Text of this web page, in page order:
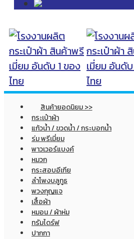
สินค้ายอดนิยม >>
กระเป๋าผ้า
แก้วน้ำ / ขวดน้ำ / กระบอกน้ำ
ร่ม พรีเมี่ยม
พาวเวอร์แบงค์
หมวก
กระสอบอีเกีย
ลำโพงบลูทูธ
พวงกุญแจ
เสื้อผ้า
หมอน / ผ้าห่ม
ทรัมไดร์ฟ
ปากกา